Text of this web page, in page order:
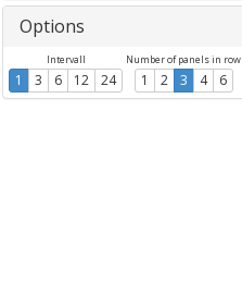
Options
Intervall
1 3 6 12 24
Number of panels in row
1 2 3 4 6